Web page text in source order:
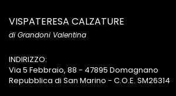
VISPATERESA CALZATURE
di Grandoni Valentina
INDIRIZZO:
Via 5 Febbraio, 88 - 47895 Domagnano
Repubblica di San Marino - C.O.E. SM26314